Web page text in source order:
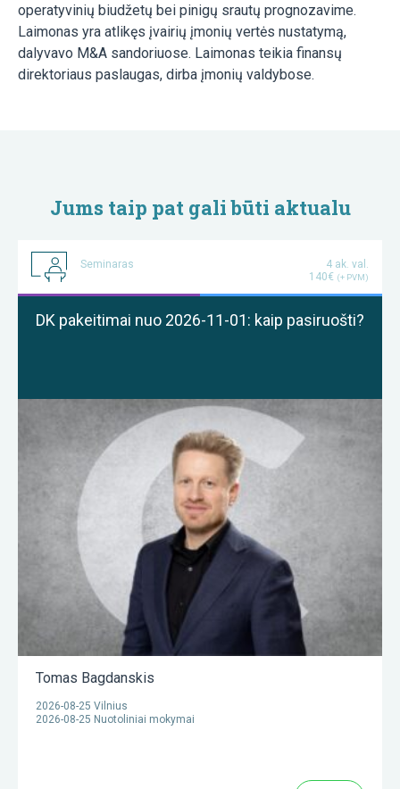
operatyvinių biudžetų bei pinigų srautų prognozavime.
Laimonas yra atlikęs įvairių įmonių vertės nustatymą,
dalyvavo M&A sandoriuose. Laimonas teikia finansų
direktoriaus paslaugas, dirba įmonių valdybose.
Jums taip pat gali būti aktualu
Seminaras
4 ak. val.
140€ (+ PVM)
DK pakeitimai nuo 2026-11-01: kaip pasiruošti?
Tomas Bagdanskis
2026-08-25 Vilnius
2026-08-25 Nuotoliniai mokymai